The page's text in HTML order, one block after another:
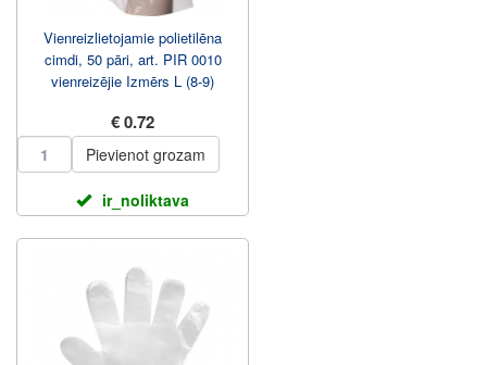
Vienreizlietojamie polietilēna
cimdi, 50 pāri, art. PIR 0010
vienreizējie Izmērs L (8-9)
€ 0.72
Pievienot grozam
ir_noliktava